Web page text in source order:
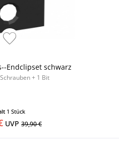
Endclipset schwarz
+ 1 Bit
1 Stück
UVP 39,90 €